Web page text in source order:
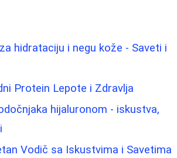
hidrataciju i negu kože - Saveti i
Protein Lepote i Zdravlja
hijaluronom - iskustva,
Vodič sa Iskustvima i Savetima